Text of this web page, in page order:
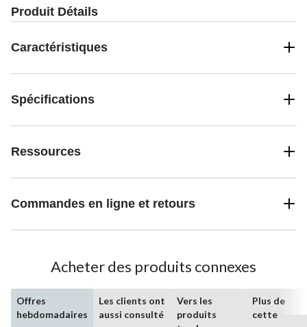
Produit Détails
Caractéristiques
Spécifications
Ressources
Commandes en ligne et retours
Acheter des produits connexes
Offres
hebdomadaires
Les clients ont
aussi consulté
Vers les
produits
Plus de
cette